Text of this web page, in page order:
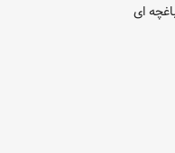
ای